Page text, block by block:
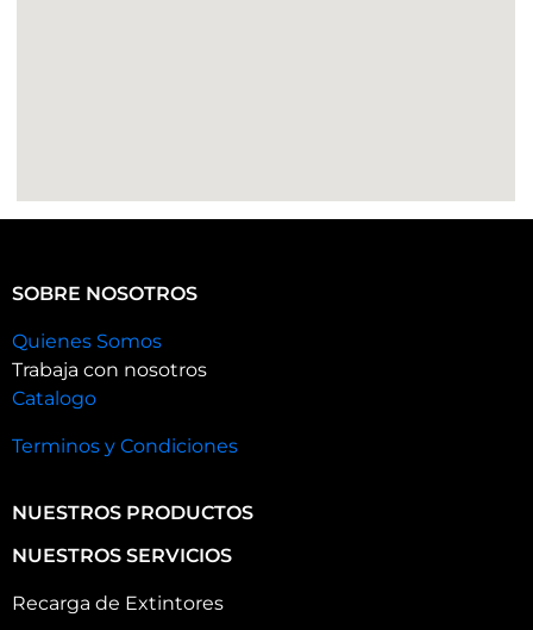
SOBRE NOSOTROS
Quienes Somos
Trabaja con nosotros
Catalogo
Terminos y Condiciones
NUESTROS PRODUCTOS
NUESTROS SERVICIOS
Recarga de Extintores